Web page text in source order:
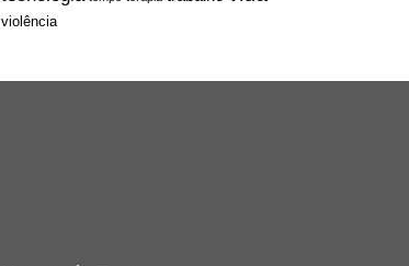
violência